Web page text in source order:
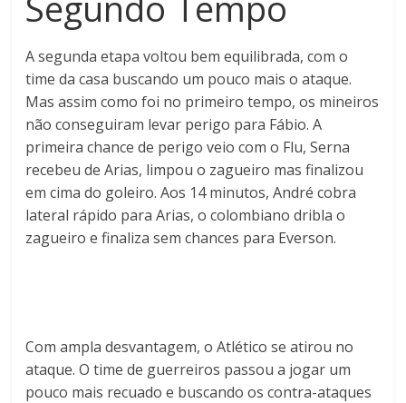
A segunda etapa voltou bem equilibrada, com o
time da casa buscando um pouco mais o ataque.
Mas assim como foi no primeiro tempo, os mineiros
não conseguiram levar perigo para Fábio. A
primeira chance de perigo veio com o Flu, Serna
recebeu de Arias, limpou o zagueiro mas finalizou
em cima do goleiro. Aos 14 minutos, André cobra
lateral rápido para Arias, o colombiano dribla o
zagueiro e finaliza sem chances para Everson.
Com ampla desvantagem, o Atlético se atirou no
ataque. O time de guerreiros passou a jogar um
pouco mais recuado e buscando os contra-ataques